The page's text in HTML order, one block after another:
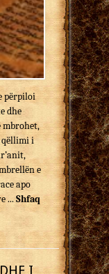
përpiloi
dhe
mbrohet,
qëllimi i
e
apo
...Shfaq